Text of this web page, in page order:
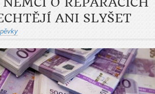
ANI SLYŠET